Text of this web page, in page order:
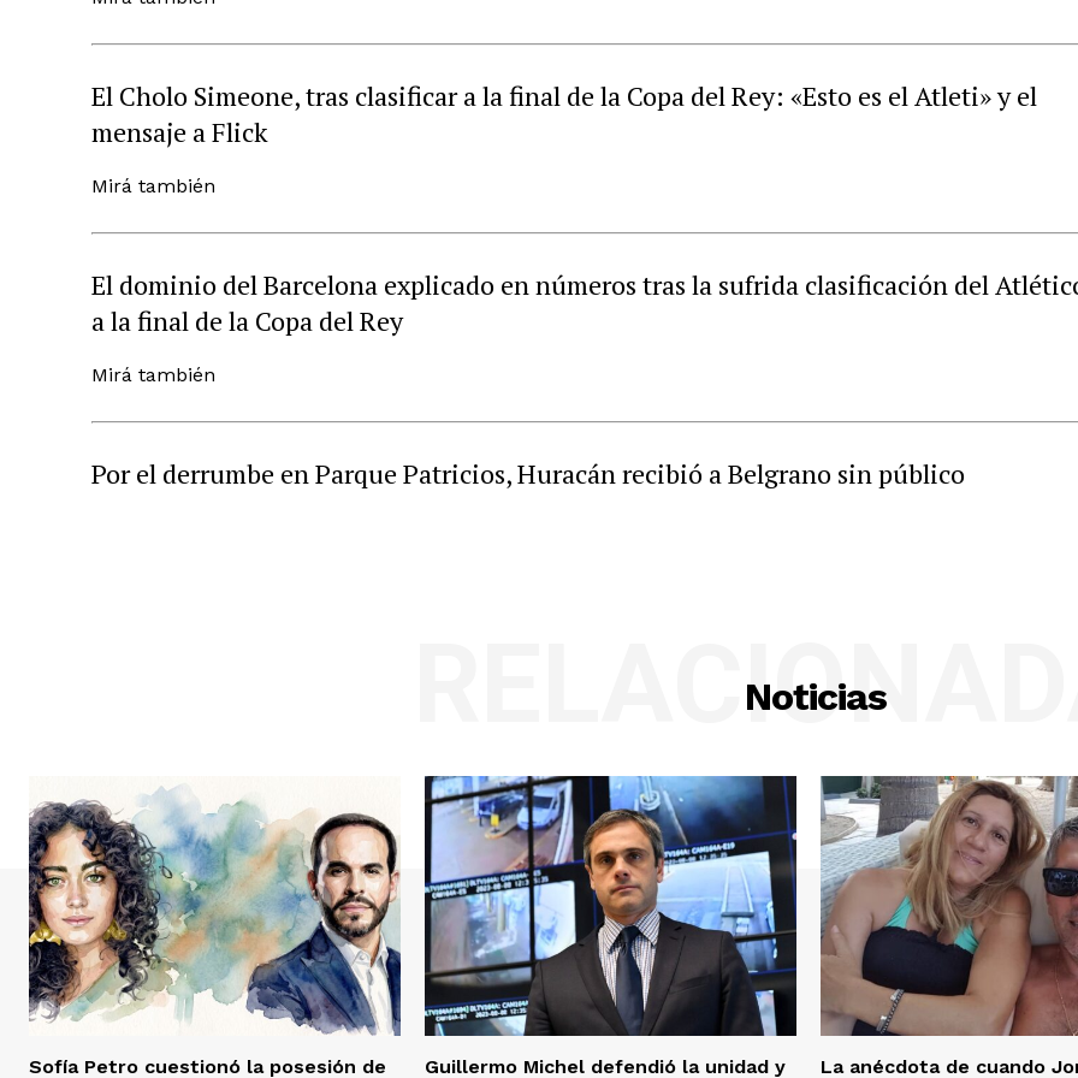
El Cholo Simeone, tras clasificar a la final de la Copa del Rey: «Esto es el Atleti» y el
mensaje a Flick
Mirá también
El dominio del Barcelona explicado en números tras la sufrida clasificación del
a la final de la Copa del Rey
Mirá también
Por el derrumbe en Parque Patricios, Huracán recibió a Belgrano sin público
Noticias
Sofía Petro cuestionó la posesión de Guillermo Michel defendió la unidad y La anécdota de cuando